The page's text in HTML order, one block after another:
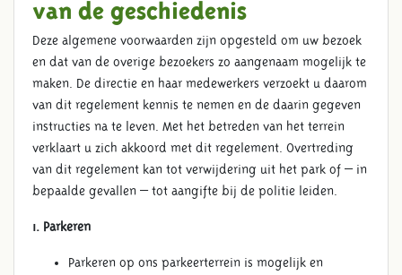
van de geschiedenis
Deze algemene voorwaarden zijn opgesteld om uw bezoek
en dat van de overige bezoekers zo aangenaam mogelijk te
maken. De directie en haar medewerkers verzoekt u daarom
van dit regelement kennis te nemen en de daarin gegeven
instructies na te leven. Met het betreden van het terrein
verklaart u zich akkoord met dit regelement. Overtreding
van dit regelement kan tot verwijdering uit het park of – in
bepaalde gevallen – tot aangifte bij de politie leiden.
1. Parkeren
Parkeren op ons parkeerterrein is mogelijk en